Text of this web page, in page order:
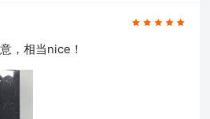
，相当nice！